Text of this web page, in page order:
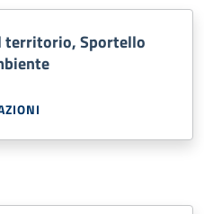
territorio, Sportello